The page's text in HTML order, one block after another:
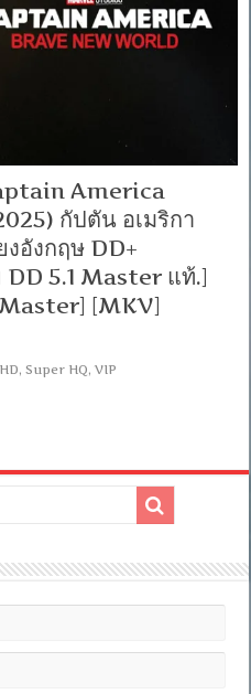
America
กัปตัน อเมริกา
งอังกฤษ DD+
5.1 Master แท้.]
[MKV]
,Super HQ,VIP